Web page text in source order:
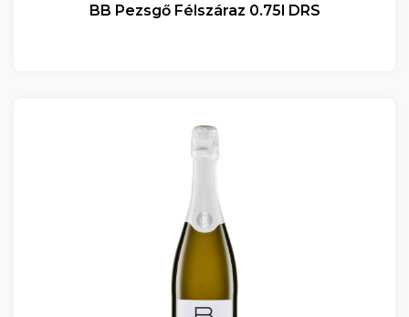
BB Pezsgő Félszáraz 0.75l DRS